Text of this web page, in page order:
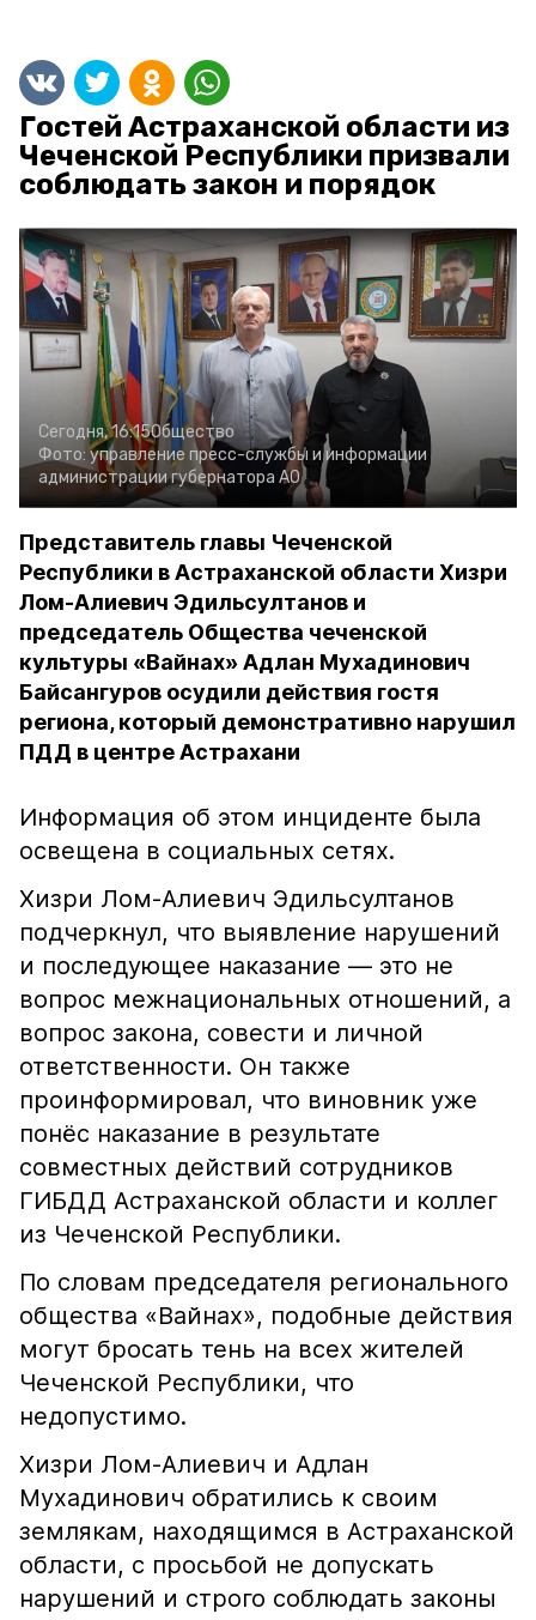
Гостей Астраханской области из
Чеченской Республики призвали
соблюдать закон и порядок
Сегодня, 16:15Общество
Фото: управление пресс-службы и информации
администрации губернатора АО
Представитель главы Чеченской
Республики в Астраханской области Хизри
Лом-Алиевич Эдильсултанов и
председатель Общества чеченской
культуры «Вайнах» Адлан Мухадинович
Байсангуров осудили действия гостя
региона, который демонстративно нарушил
ПДД в центре Астрахани
Информация об этом инциденте была
освещена в социальных сетях.
Хизри Лом-Алиевич Эдильсултанов
подчеркнул, что выявление нарушений
и последующее наказание — это не
вопрос межнациональных отношений, а
вопрос закона, совести и личной
ответственности. Он также
проинформировал, что виновник уже
понёс наказание в результате
совместных действий сотрудников
ГИБДД Астраханской области и коллег
из Чеченской Республики.
По словам председателя регионального
общества «Вайнах», подобные действия
могут бросать тень на всех жителей
Чеченской Республики, что
недопустимо.
Хизри Лом-Алиевич и Адлан
Мухадинович обратились к своим
землякам, находящимся в Астраханской
области, с просьбой не допускать
нарушений и строго соблюдать законы